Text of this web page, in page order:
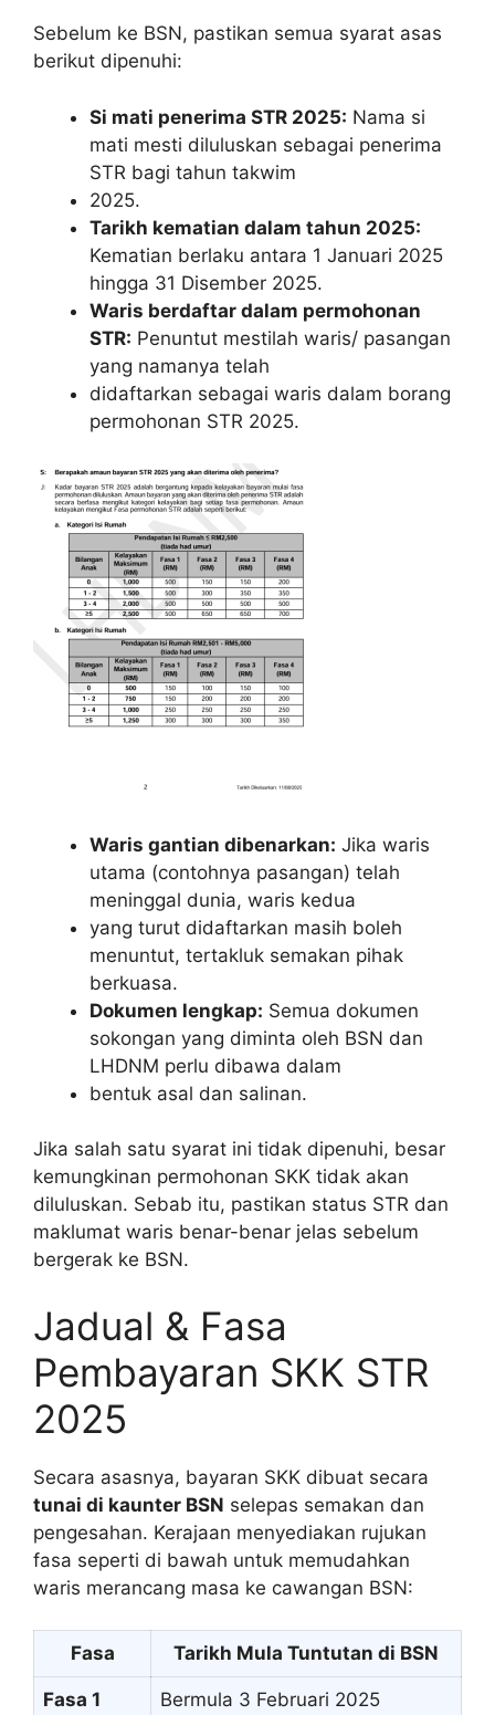
Sebelum ke BSN, pastikan semua syarat asas
berikut dipenuhi:
Si mati penerima STR 2025: Nama si
mati mesti diluluskan sebagai penerima
STR bagi tahun takwim
2025.
Tarikh kematian dalam tahun 2025:
Kematian berlaku antara 1 Januari 2025
hingga 31 Disember 2025.
Waris berdaftar dalam permohonan
STR: Penuntut mestilah waris/ pasangan
yang namanya telah
didaftarkan sebagai waris dalam borang
permohonan STR 2025.
Waris gantian dibenarkan: Jika waris
utama (contohnya pasangan) telah
meninggal dunia, waris kedua
yang turut didaftarkan masih boleh
menuntut, tertakluk semakan pihak
berkuasa.
Dokumen lengkap: Semua dokumen
sokongan yang diminta oleh BSN dan
LHDNM perlu dibawa dalam
bentuk asal dan salinan.
Jika salah satu syarat ini tidak dipenuhi, besar
kemungkinan permohonan SKK tidak akan
diluluskan. Sebab itu, pastikan status STR dan
maklumat waris benar-benar jelas sebelum
bergerak ke BSN.
Jadual & Fasa
Pembayaran SKK STR
2025
Secara asasnya, bayaran SKK dibuat secara
tunai di kaunter BSN selepas semakan dan
pengesahan. Kerajaan menyediakan rujukan
fasa seperti di bawah untuk memudahkan
waris merancang masa ke cawangan BSN:
Fasa Tarikh Mula Tuntutan di BSN
Fasa 1 Bermula 3 Februari 2025